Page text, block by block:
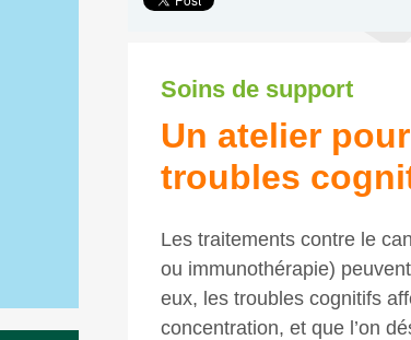
Soins de support
Un atelier
troubles
Les traitements contre le
ou immunothérapie)
eux, les troubles cognitifs
concentration, et que l’on